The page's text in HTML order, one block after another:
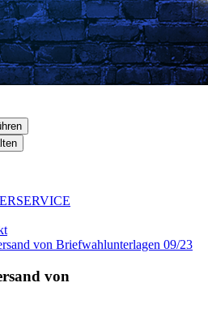
von Briefwahlunterlagen 09/23
von